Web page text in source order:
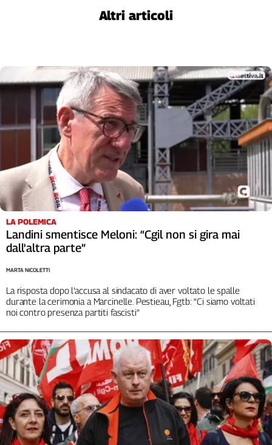
Altri articoli
LA POLEMICA
Landini smentisce Meloni: “Cgil non si gira mai
dall'altra parte”
La risposta dopo l’accusa al sindacato di aver voltato le spalle
durante la cerimonia a Marcinelle. Pestieau, Fgtb: “Ci siamo voltati
noi contro presenza partiti fascisti”
MARTA NICOLETTI